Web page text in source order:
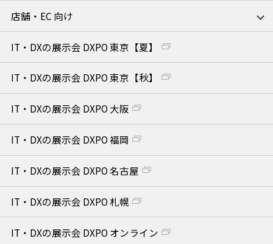
店舗・EC 向け
IT・DXの展示会 DXPO 東京【夏】
IT・DXの展示会 DXPO 東京【秋】
IT・DXの展示会 DXPO 大阪
IT・DXの展示会 DXPO 福岡
IT・DXの展示会 DXPO 名古屋
IT・DXの展示会 DXPO 札幌
IT・DXの展示会 DXPO オンライン